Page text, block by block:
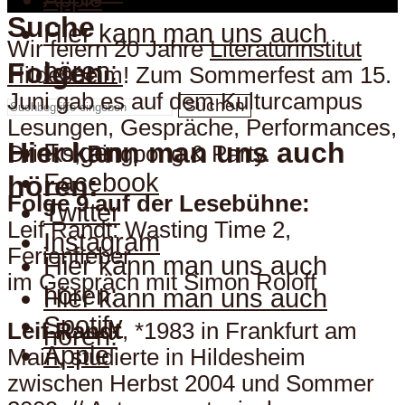
Suche
Suchen
Hier kann man uns auch
hören:
Hier kann man uns auch
hören:
Hier kann man uns auch
hören:
Spotify
Apple
Folgen
Folgen
Facebook
Twitter
Instagram
Hier kann man uns auch
hören:
Wir feiern 20 JahreLiteraturinstitut
Hildesheim! Zum Sommerfest am 15.
Juni gab es auf dem Kulturcampus
Lesungen, Gespräche, Performances,
Drinks, Pingpong & Party.
Folge 9 auf der Lesebühne:
Leif Randt: Wasting Time 2,
Ferienfieber
im Gespräch mit Simon Roloff
Leif Randt, *1983 in Frankfurt am
Main, studierte in Hildesheim
zwischen Herbst 2004 und Sommer